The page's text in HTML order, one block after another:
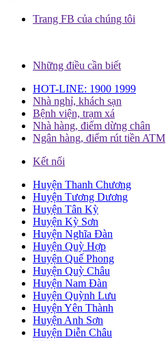
Trang FB của chúng tôi
Những điều cần biết
HOT-LINE: 1900 1999
Nhà nghỉ, khách sạn
Bệnh viện, trạm xá
Nhà hàng, điểm dừng chân
Ngân hàng, điểm rút tiền ATM
Kết nối
Huyện Thanh Chương
Huyện Tương Dương
Huyện Tân Kỳ
Huyện Kỳ Sơn
Huyện Nghĩa Đàn
Huyện Quỳ Hợp
Huyện Quế Phong
Huyện Quỳ Châu
Huyện Nam Đàn
Huyện Quỳnh Lưu
Huyện Yên Thành
Huyện Anh Sơn
Huyện Diễn Châu